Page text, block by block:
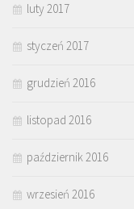
luty 2017
styczeń 2017
grudzień 2016
listopad 2016
październik 2016
wrzesień 2016